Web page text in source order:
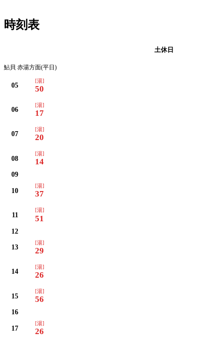
時刻表
土休日
鮎貝 赤湯方面(平日)
05
[湯]
50
06
[湯]
17
07
[湯]
20
08
[湯]
14
09
10
[湯]
37
11
[湯]
51
12
13
[湯]
29
14
[湯]
26
15
[湯]
56
16
17
[湯]
26